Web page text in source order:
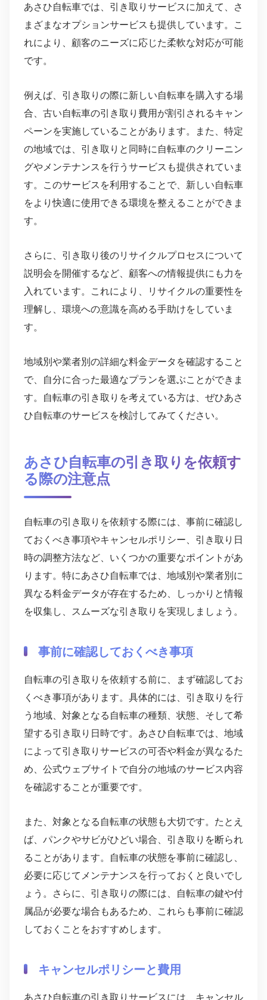
あさひ自転車では、引き取りサービスに加えて、さ
まざまなオプションサービスも提供しています。こ
れにより、顧客のニーズに応じた柔軟な対応が可能
です。
例えば、引き取りの際に新しい自転車を購入する場
合、古い自転車の引き取り費用が割引されるキャン
ペーンを実施していることがあります。また、特定
の地域では、引き取りと同時に自転車のクリーニン
グやメンテナンスを行うサービスも提供されていま
す。このサービスを利用することで、新しい自転車
をより快適に使用できる環境を整えることができま
す。
さらに、引き取り後のリサイクルプロセスについて
説明会を開催するなど、顧客への情報提供にも力を
入れています。これにより、リサイクルの重要性を
理解し、環境への意識を高める手助けをしていま
す。
地域別や業者別の詳細な料金データを確認すること
で、自分に合った最適なプランを選ぶことができま
す。自転車の引き取りを考えている方は、ぜひあさ
ひ自転車のサービスを検討してみてください。
あさひ自転車の引き取りを依頼す
る際の注意点
自転車の引き取りを依頼する際には、事前に確認し
ておくべき事項やキャンセルポリシー、引き取り日
時の調整方法など、いくつかの重要なポイントがあ
ります。特にあさひ自転車では、地域別や業者別に
異なる料金データが存在するため、しっかりと情報
を収集し、スムーズな引き取りを実現しましょう。
事前に確認しておくべき事項
自転車の引き取りを依頼する前に、まず確認してお
くべき事項があります。具体的には、引き取りを行
う地域、対象となる自転車の種類、状態、そして希
望する引き取り日時です。あさひ自転車では、地域
によって引き取りサービスの可否や料金が異なるた
め、公式ウェブサイトで自分の地域のサービス内容
を確認することが重要です。
また、対象となる自転車の状態も大切です。たとえ
ば、パンクやサビがひどい場合、引き取りを断られ
ることがあります。自転車の状態を事前に確認し、
必要に応じてメンテナンスを行っておくと良いでし
ょう。さらに、引き取りの際には、自転車の鍵や付
属品が必要な場合もあるため、これらも事前に確認
しておくことをおすすめします。
キャンセルポリシーと費用
あさひ自転車の引き取りサービスには、キャンセル